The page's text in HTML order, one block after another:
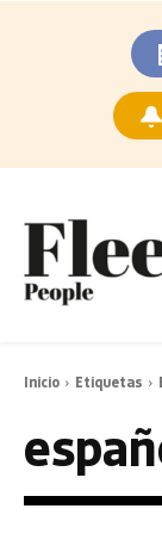
Inicio Etiquetas